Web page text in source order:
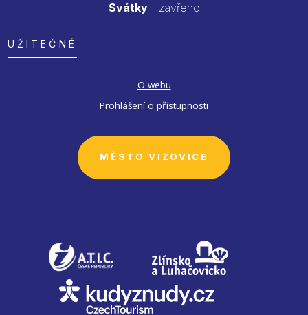
Svátkyzavřeno
UŽITEČNÉ
O webu
Prohlášení o přístupnosti
MĚSTO VIZOVICE